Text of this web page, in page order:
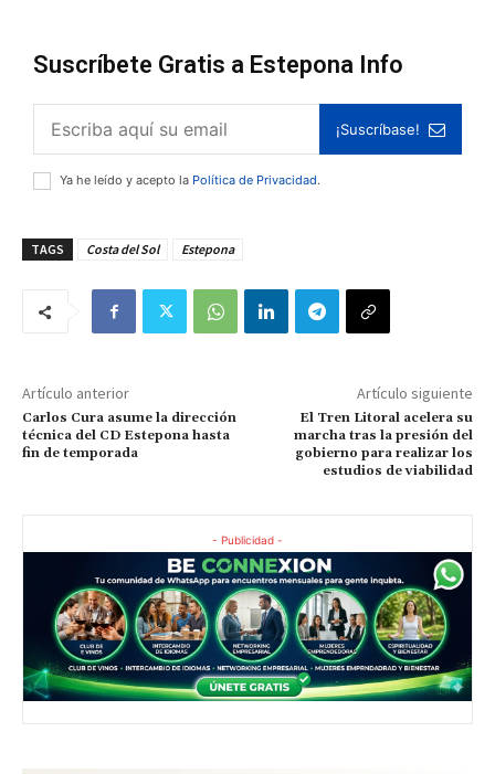
Suscríbete Gratis a Estepona Info
¡Suscríbase!
Ya he leído y acepto la Política de Privacidad.
TAGS Costa del Sol Estepona
Artículo anterior
Carlos Cura asume la dirección
técnica del CD Estepona hasta
fin de temporada
Artículo siguiente
El Tren Litoral acelera su
marcha tras la presión del
gobierno para realizar los
estudios de viabilidad
- Publicidad -